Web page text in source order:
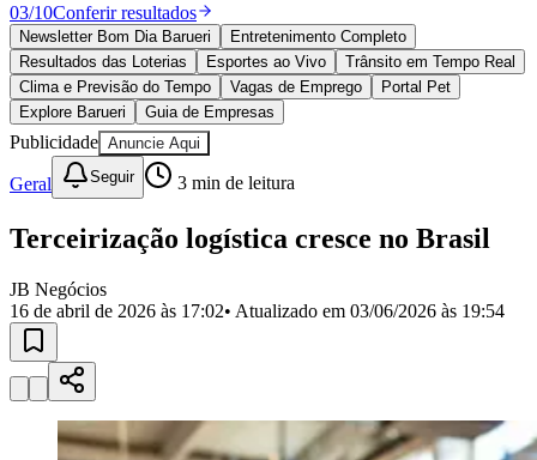
Esportes
Saúde
Segurança
Cultura
Meio Ambiente
Obras
Educação
Bairros de Barueri
Selecione sua regiãoPara notícias da sua região
AldeiaAldeia da Serra
JubranBelvalBethavilleBoa
RegiãoCotia
Militar Itapevi
CalifórniaJardim dos Altos
EsperançaJardim GrazielaJardim IracemaJardim ItaquitiJardim
Jardim LíbanoJardim Maria CristinaJardim Maria HelenaJardim
03/10Conferir resultados
Newsletter Bom Dia Barueri
Entretenimento Completo
Resultados das Loterias
Esportes ao Vivo
Trânsito em Tempo Real
Clima e Previsão do Tempo
Vagas de Emprego
Portal Pet
Explore Barueri
Guia de Empresas
Publicidade Anuncie Aqui
Geral Seguir 3 min de leitura
Terceirização logística cresce no Brasil
JB Negócios
16 de abril de 2026 às 17:02• Atualizado em 03/06/2026 às 19:54